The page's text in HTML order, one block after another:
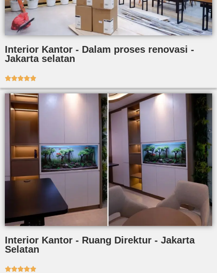
Interior Kantor - Dalam proses renovasi -
Jakarta selatan

Interior Kantor - Ruang Direktur - Jakarta
Selatan
